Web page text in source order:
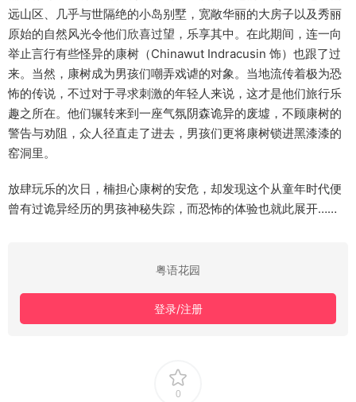
远山区、几乎与世隔绝的小岛别墅，宽敞华丽的大房子以及秀丽
原始的自然风光令他们欣喜过望，乐享其中。在此期间，连一向
举止言行有些怪异的康树（Chinawut Indracusin 饰）也跟了过
来。当然，康树成为男孩们嘲弄戏谑的对象。当地流传着极为恐
怖的传说，不过对于寻求刺激的年轻人来说，这才是他们旅行乐
趣之所在。他们辗转来到一座气氛阴森诡异的废墟，不顾康树的
警告与劝阻，众人径直走了进去，男孩们更将康树锁进黑漆漆的
窑洞里。
放肆玩乐的次日，楠担心康树的安危，却发现这个从童年时代便
曾有过诡异经历的男孩神秘失踪，而恐怖的体验也就此展开……
粤语花园
登录/注册
0